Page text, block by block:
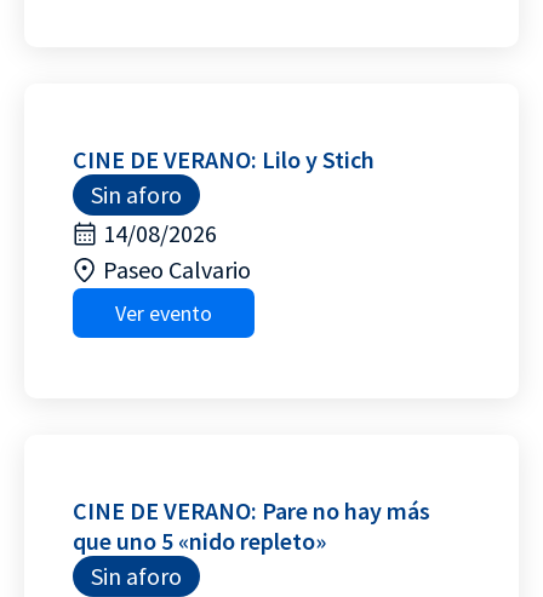
CINE DE VERANO: Lilo y Stich
Sin aforo
14/08/2026
Paseo Calvario
Ver evento
CINE DE VERANO: Pare no hay más
que uno 5 «nido repleto»
Sin aforo